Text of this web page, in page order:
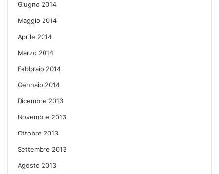
Giugno 2014
Maggio 2014
Aprile 2014
Marzo 2014
Febbraio 2014
Gennaio 2014
Dicembre 2013
Novembre 2013
Ottobre 2013
Settembre 2013
Agosto 2013